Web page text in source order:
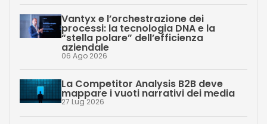
Vantyx e l’orchestrazione dei
processi: la tecnologia DNA e la
“stella polare” dell’efficienza
aziendale
06 Ago 2026
La Competitor Analysis B2B deve
mappare i vuoti narrativi dei media
27 Lug 2026